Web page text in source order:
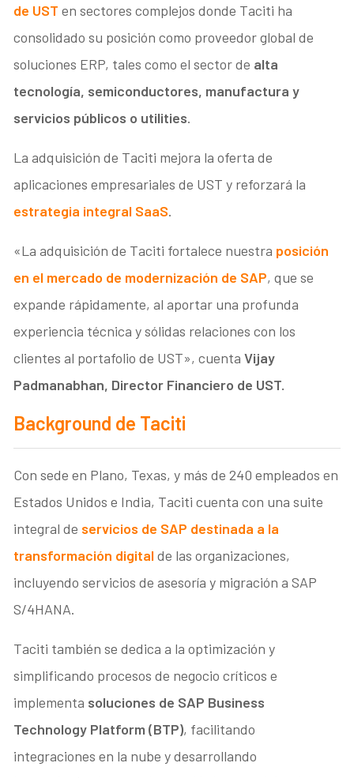
de UST en sectores complejos donde Taciti ha
consolidado su posición como proveedor global de
soluciones ERP, tales como el sector de alta
tecnología, semiconductores, manufactura y
servicios públicos o utilities.
La adquisición de Taciti mejora la oferta de
aplicaciones empresariales de UST y reforzará la
estrategia integral SaaS.
«La adquisición de Taciti fortalece nuestra posición
en el mercado de modernización de SAP, que se
expande rápidamente, al aportar una profunda
experiencia técnica y sólidas relaciones con los
clientes al portafolio de UST», cuentaVijay
Padmanabhan, Director Financiero de UST.
Background de Taciti
Con sede en Plano, Texas, y más de 240 empleados en
Estados Unidos e India, Taciti cuenta con una suite
integral de servicios de SAP destinada a la
transformación digitalde las organizaciones,
incluyendo servicios de asesoría y migración a SAP
S/4HANA.
Taciti también se dedica a la optimización y
simplificando procesos de negocio críticos e
implementa soluciones de SAP Business
Technology Platform (BTP), facilitando
integraciones en la nube y desarrollando